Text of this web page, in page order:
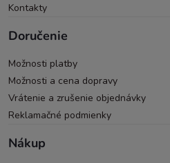
Kontakty
Doručenie
Možnosti platby
Možnosti a cena dopravy
Vrátenie a zrušenie objednávky
Reklamačné podmienky
Nákup